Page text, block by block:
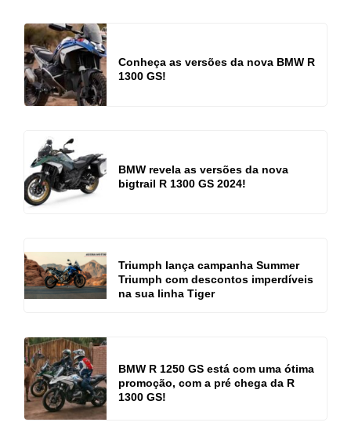
Conheça as versões da nova BMW R
1300 GS!
BMW revela as versões da nova
bigtrail R 1300 GS 2024!
Triumph lança campanha Summer
Triumph com descontos imperdíveis
na sua linha Tiger
BMW R 1250 GS está com uma ótima
promoção, com a pré chega da R
1300 GS!